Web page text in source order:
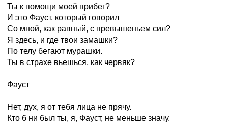
Ты к помощи моей прибег?
И это Фауст, который говорил
Со мной, как равный, с превышеньем сил?
Я здесь, и где твои замашки?
По телу бегают мурашки.
Ты в страхе вьешься, как червяк?
Фауст
Нет, дух, я от тебя лица не прячу.
Кто б ни был ты, я, Фауст, не меньше значу.